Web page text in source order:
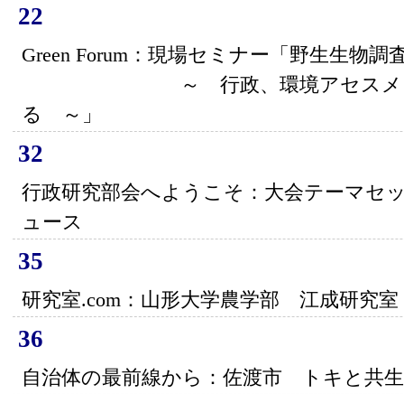
22
Green Forum：現場セミナー「野生生物調
～ 行政、環境アセスメント
る ～」
32
行政研究部会へようこそ：大会テーマセ
ュース
35
研究室.com：山形大学農学部 江成研究室
36
自治体の最前線から：佐渡市 トキと共